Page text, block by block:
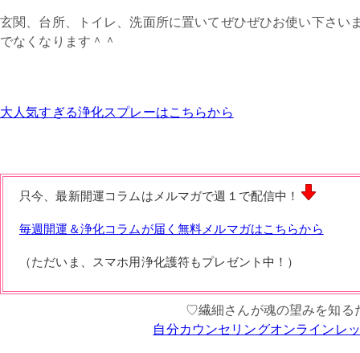
玄関、台所、トイレ、洗面所に置いてぜひぜひお使い下さい
でなくなります＾＾
大人気すぎる浄化スプレーはこちらから
只今、最新開運コラムはメルマガで週１で配信中！
毎週開運＆浄化コラムが届く無料メルマガはこちらから
（ただいま、スマホ用浄化護符もプレゼント中！）
♡繊細さんが魂の望みを知る
自分カウンセリングオンラインレ